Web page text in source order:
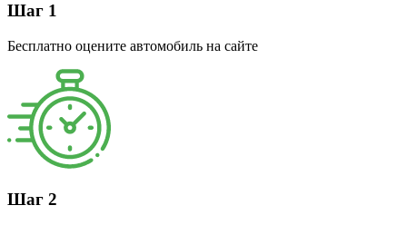
Шаг 1
Бесплатно оцените автомобиль на сайте
Шаг 2